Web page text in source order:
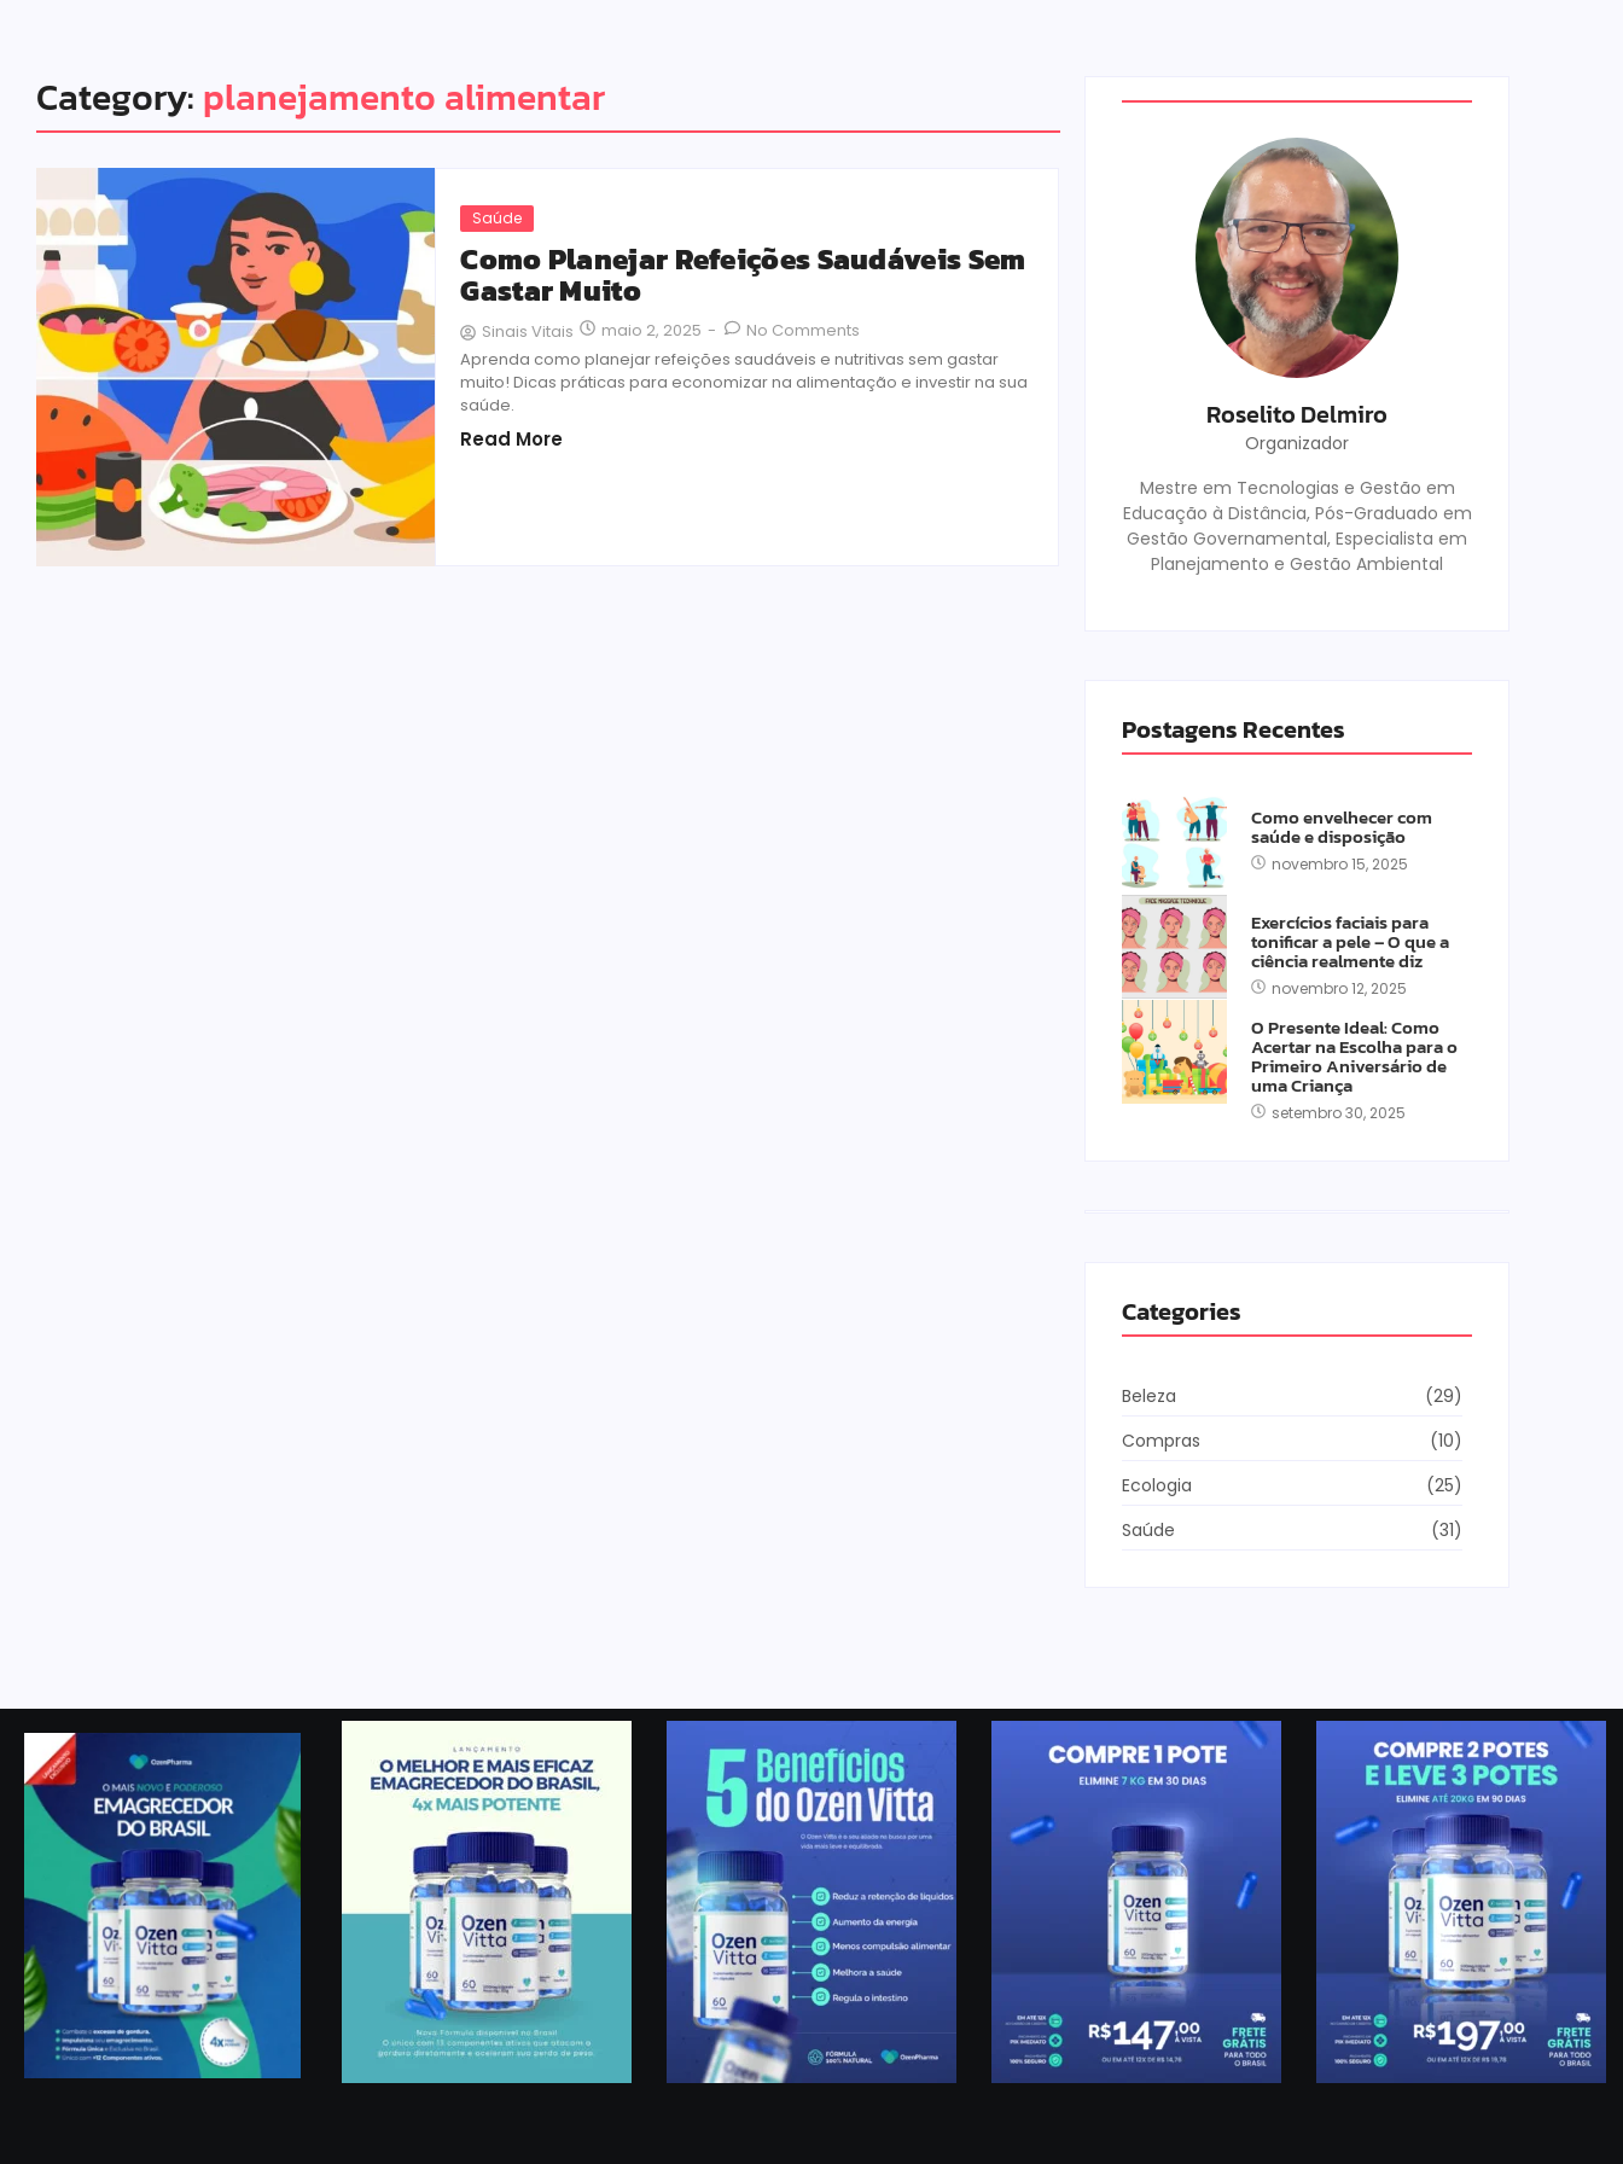
Category: planejamento alimentar
Saúde
Como Planejar Refeições Saudáveis Sem
Gastar Muito
Sinais Vitais maio 2, 2025 -
No Comments
Aprenda como planejar refeições saudáveis e nutritivas sem gastar
muito! Dicas práticas para economizar na alimentação e investir na sua
saúde.
Read More
Roselito Delmiro
Organizador
Mestre em Tecnologias e Gestão em
Educação à Distância, Pós-Graduado em
Gestão Governamental, Especialista em
Planejamento e Gestão Ambiental
Postagens Recentes
Como envelhecer com
saúde e disposição
novembro 15, 2025
Exercícios faciais para
tonificar a pele – O que a
ciência realmente diz
novembro 12, 2025
O Presente Ideal: Como
Acertar na Escolha para o
Primeiro Aniversário de
uma Criança
setembro 30, 2025
Categories
Beleza
(29)
Compras
(10)
Ecologia
(25)
Saúde
(31)